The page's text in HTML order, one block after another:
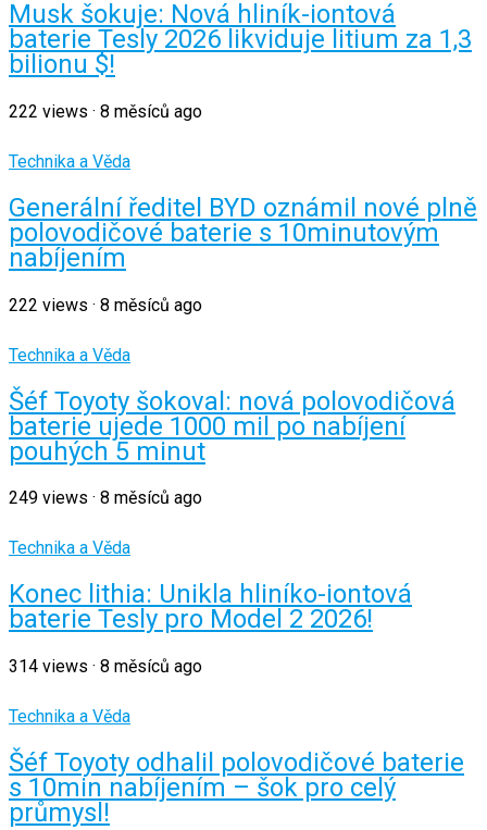
Musk šokuje: Nová hliník-iontová
baterie Tesly 2026 likviduje litium za 1,3
bilionu $!
222 views · 8 měsíců ago
Technika a Věda
Generální ředitel BYD oznámil nové plně
polovodičové baterie s 10minutovým
nabíjením
222 views · 8 měsíců ago
Technika a Věda
Šéf Toyoty šokoval: nová polovodičová
baterie ujede 1000 mil po nabíjení
pouhých 5 minut
249 views · 8 měsíců ago
Technika a Věda
Konec lithia: Unikla hliníko-iontová
baterie Tesly pro Model 2 2026!
314 views · 8 měsíců ago
Technika a Věda
Šéf Toyoty odhalil polovodičové baterie
s 10min nabíjením – šok pro celý
průmysl!